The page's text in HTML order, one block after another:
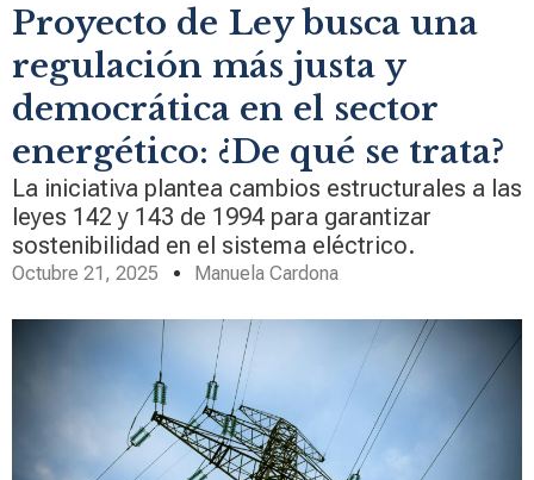
Proyecto de Ley busca una
regulación más justa y
democrática en el sector
energético: ¿De qué se trata?
La iniciativa plantea cambios estructurales a las
leyes 142 y 143 de 1994 para garantizar
sostenibilidad en el sistema eléctrico.
Octubre 21, 2025 Manuela Cardona